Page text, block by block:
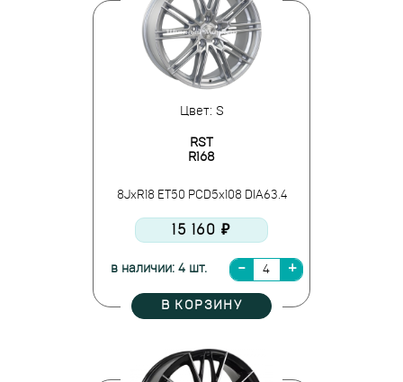
Цвет: S
RST
R168
8JxR18 ET50 PCD5x108 DIA63.4
15 160 ₽
в наличии: 4 шт.
В КОРЗИНУ